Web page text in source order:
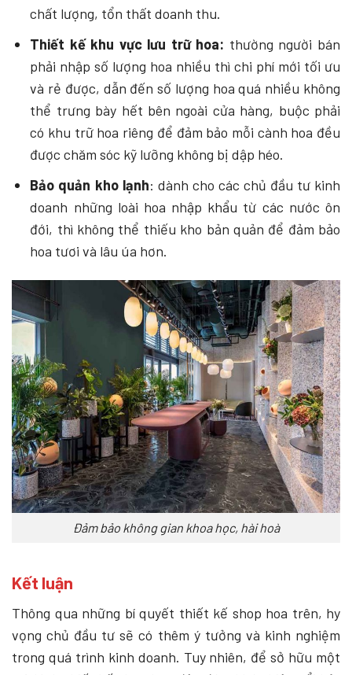
chất lượng, tổn thất doanh thu.
Thiết kế khu vực lưu trữ hoa: thường người bán
phải nhập số lượng hoa nhiều thì chi phí mới tối ưu
và rẻ được, dẫn đến số lượng hoa quá nhiều không
thể trưng bày hết bên ngoài cửa hàng, buộc phải
có khu trữ hoa riêng để đảm bảo mỗi cành hoa đều
được chăm sóc kỹ lưỡng không bị dập héo.
Bảo quản kho lạnh: dành cho các chủ đầu tư kinh
doanh những loài hoa nhập khẩu từ các nước ôn
đới, thì không thể thiếu kho bản quản để đảm bảo
hoa tươi và lâu úa hơn.
Đảm bảo không gian khoa học, hài hoà
Kết luận
Thông qua những bí quyết thiết kế shop hoa trên, hy
vọng chủ đầu tư sẽ có thêm ý tưởng và kinh nghiệm
trong quá trình kinh doanh. Tuy nhiên, để sở hữu một